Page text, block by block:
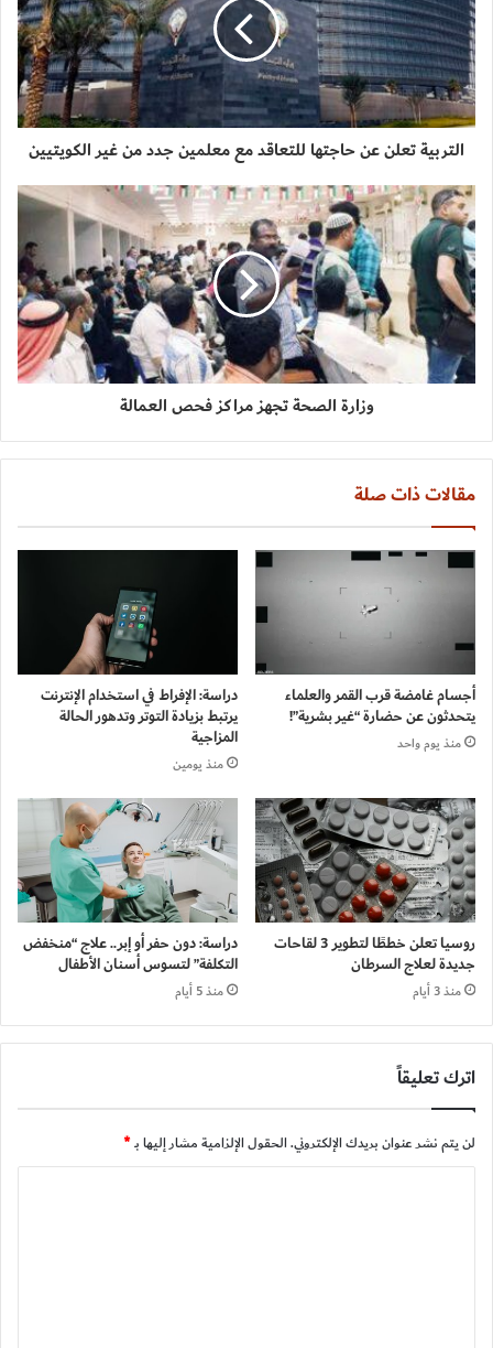
التربية تعلن عن حاجتها للتعاقد مع معلمين جدد من غير الكويتيين
وزارة الصحة تجهز مراكز فحص العمالة
مقالات ذات صلة
أجسام غامضة قرب القمر والعلماء
يتحدثون عن حضارة “غير بشرية”!
منذ يوم واحد
دراسة: الإفراط في استخدام الإنترنت
يرتبط بزيادة التوتر وتدهور الحالة
المزاجية
منذ يومين
روسيا تعلن خططًا لتطوير 3 لقاحات
جديدة لعلاج السرطان
منذ 3 أيام
دراسة: دون حفر أو إبر.. علاج “منخفض
التكلفة” لتسوس أسنان الأطفال
منذ 5 أيام
اترك تعليقاً
لن يتم نشر عنوان بريدك الإلكتروني.الحقول الإلزامية مشار إليها بـ*